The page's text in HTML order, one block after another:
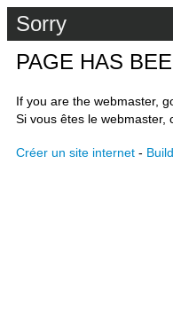
Sorry
PAGE HAS
If you are the webmaster,
Si vous êtes le webmaster,
Créer un site internet -